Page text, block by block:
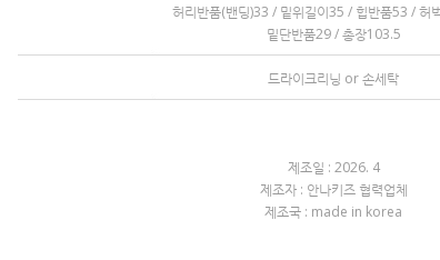
허리반품(밴딩)33 / 밑위길이35 / 힙반품53 / 허
밑단반품29 / 총장103.5
드라이크리닝 or 손세탁
제조일 : 2026. 4
제조자 : 안나키즈 협력업체
제조국 : made in korea